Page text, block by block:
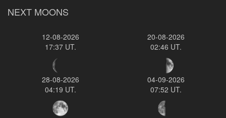
NEXT MOONS
12-08-2026
17:37 UT.
20-08-2026
02:46 UT.
28-08-2026
04:19 UT.
04-09-2026
07:52 UT.